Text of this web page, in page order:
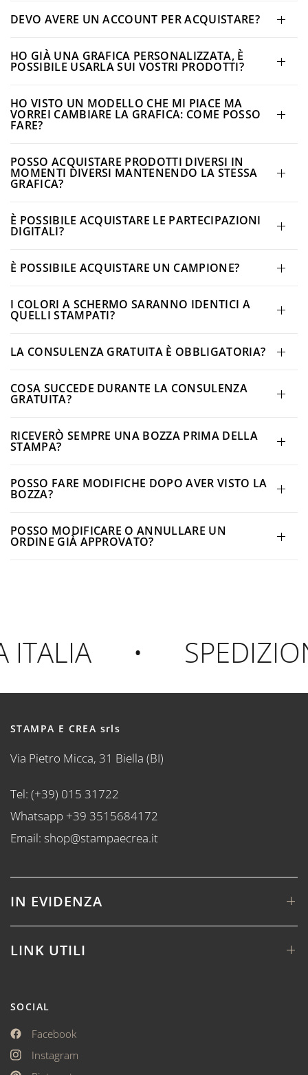
DEVO AVERE UN ACCOUNT PER ACQUISTARE?
HO GIÀ UNA GRAFICA PERSONALIZZATA, È
POSSIBILE USARLA SUI VOSTRI PRODOTTI?
HO VISTO UN MODELLO CHE MI PIACE MA
VORREI CAMBIARE LA GRAFICA: COME POSSO
FARE?
POSSO ACQUISTARE PRODOTTI DIVERSI IN
MOMENTI DIVERSI MANTENENDO LA STESSA
GRAFICA?
È POSSIBILE ACQUISTARE LE PARTECIPAZIONI
DIGITALI?
È POSSIBILE ACQUISTARE UN CAMPIONE?
I COLORI A SCHERMO SARANNO IDENTICI A
QUELLI STAMPATI?
LA CONSULENZA GRATUITA È OBBLIGATORIA?
COSA SUCCEDE DURANTE LA CONSULENZA
GRATUITA?
RICEVERÒ SEMPRE UNA BOZZA PRIMA DELLA
STAMPA?
POSSO FARE MODIFICHE DOPO AVER VISTO LA
BOZZA?
POSSO MODIFICARE O ANNULLARE UN
ORDINE GIÀ APPROVATO?
STAMPA E CREA srls
Via Pietro Micca, 31 Biella (BI)
Tel: (+39) 015 31722
Whatsapp +39 3515684172
Email: shop@stampaecrea.it
IN EVIDENZA
LINK UTILI
SOCIAL
Facebook
Instagram